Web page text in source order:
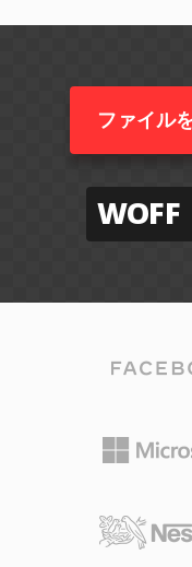
ファイル
WOFF